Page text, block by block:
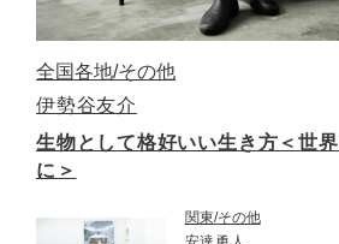
全国各地 その他
伊勢谷友介
生物として格好いい生き方＜世
に＞
関東 その他